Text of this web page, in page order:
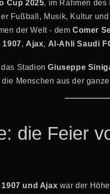
Cup 2025, im Rahmen des
Fußball, Musik, Kultur
der Welt - dem Comer
1907, Ajax, Al-Ahli Saudi
das StadionGiuseppe
Menschen aus der
die Feier
und Ajax war der